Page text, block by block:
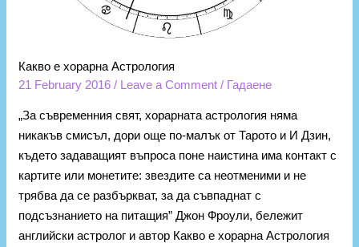
Какво е хорарна Астрология
21 February 2016/ Leave a Comment / Гадаене
„За съвременния свят, хорарната астрология няма
никакъв смисъл, дори още по-малък от Тарото и И Дзин,
където задаващият въпроса поне наистина има контакт с
картите или монетите: звездите са неотменими и не
трябва да се разбъркват, за да съвпаднат с
подсъзнанието на питащия” Джон Фроули, бележит
английски астролог и автор Какво е хорарна Астрология